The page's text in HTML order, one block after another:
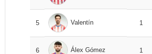
5 Valentín 1
6 Álex Gómez 1